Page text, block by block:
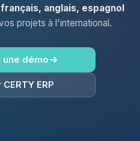
français, anglais, espagnol
projets à l'international.
une démo
ERP